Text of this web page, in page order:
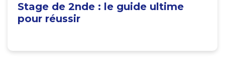
Stage de 2nde : le guide ultime
pour réussir